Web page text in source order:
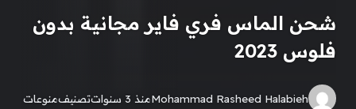
شحن الماس فري فاير مجانية بدون
فلوس 2023
Mohammad Rasheed Halabiehمنذ 3 سنوات تصنيفمنوعات